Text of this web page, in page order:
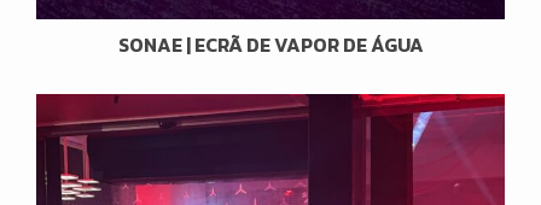
SONAE | ECRÃ DE VAPOR DE ÁGUA